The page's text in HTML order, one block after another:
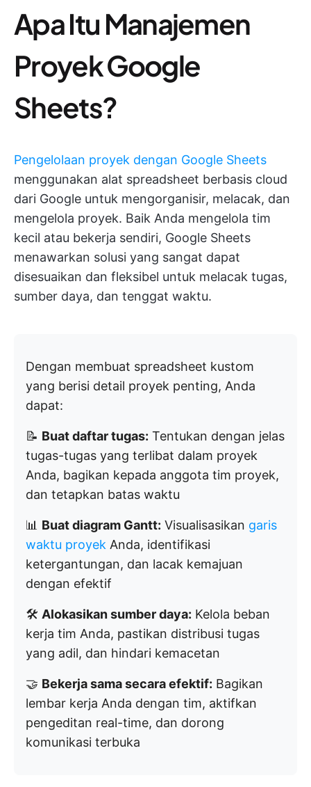
Apa Itu Manajemen
Proyek Google
Sheets?
Pengelolaan proyek dengan Google Sheets
menggunakan alat spreadsheet berbasis cloud
dari Google untuk mengorganisir, melacak, dan
mengelola proyek. Baik Anda mengelola tim
kecil atau bekerja sendiri, Google Sheets
menawarkan solusi yang sangat dapat
disesuaikan dan fleksibel untuk melacak tugas,
sumber daya, dan tenggat waktu.
Dengan membuat spreadsheet kustom
yang berisi detail proyek penting, Anda
dapat:
📝 Buat daftar tugas: Tentukan dengan jelas
tugas-tugas yang terlibat dalam proyek
Anda, bagikan kepada anggota tim proyek,
dan tetapkan batas waktu
📊 Buat diagram Gantt: Visualisasikan garis
waktu proyek Anda, identifikasi
ketergantungan, dan lacak kemajuan
dengan efektif
🛠️ Alokasikan sumber daya: Kelola beban
kerja tim Anda, pastikan distribusi tugas
yang adil, dan hindari kemacetan
🤝 Bekerja sama secara efektif: Bagikan
lembar kerja Anda dengan tim, aktifkan
pengeditan real-time, dan dorong
komunikasi terbuka